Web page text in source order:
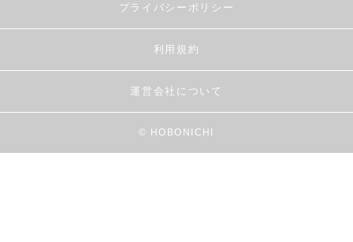
プライバシーポリシー
利用規約
運営会社について
© HOBONICHI